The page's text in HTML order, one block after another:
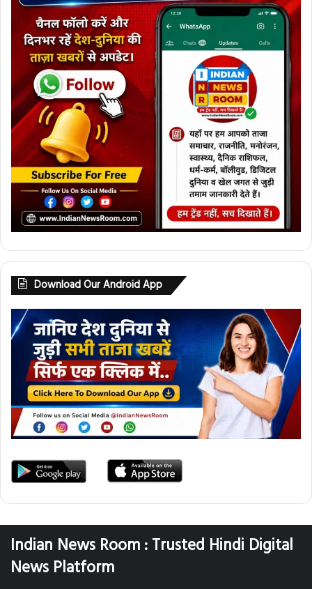
Download Our Android App
Indian News Room : Trusted Hindi Digital
News Platform